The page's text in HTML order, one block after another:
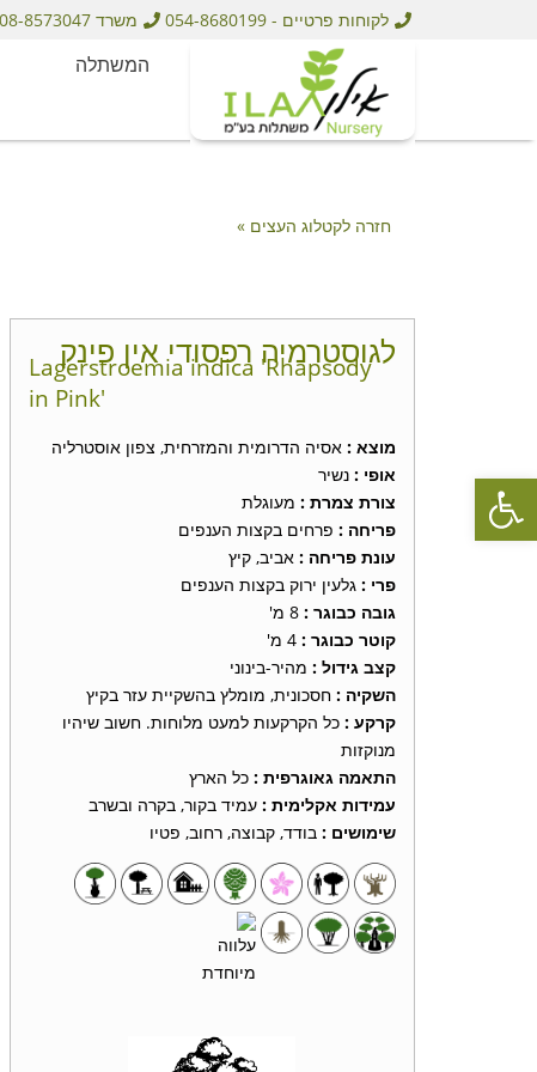
לקוחות פרטיים - 054-8680199 משרד 08-8573047
המשתלה
חזרה לקטלוג העצים »
לגוסטרמיה רפסודי אין פינק
Lagerstroemia indica 'Rhapsody
in Pink'
מוצא : אסיה הדרומית והמזרחית, צפון אוסטרליה
אופי : נשיר
צורת צמרת : מעוגלת
פריחה : פרחים בקצות הענפים
עונת פריחה : אביב, קיץ
פרי : גלעין ירוק בקצות הענפים
גובה כבוגר :
קוטר כבוגר :
קצב גידול : מהיר-בינוני
השקיה : חסכונית, מומלץ בהשקיית עזר בקיץ
קרקע : כל הקרקעות למעט מלוחות. חשוב שיהיו
מנוקזות
התאמה גאוגרפית : כל הארץ
עמידות אקלימית : עמיד בקור, בקרה ובשרב
שימושים : בודד, קבוצה, רחוב, פטיו
פתח סרגל נגישות